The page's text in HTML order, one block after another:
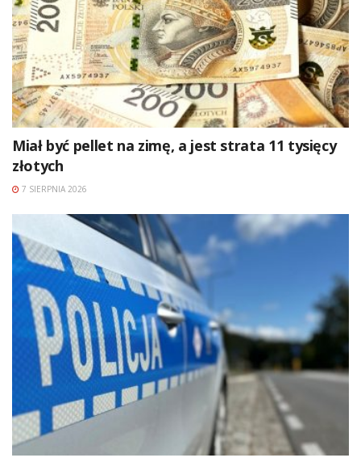
Miał być pellet na zimę, a jest strata 11 tysięcy
złotych
7 SIERPNIA 2026